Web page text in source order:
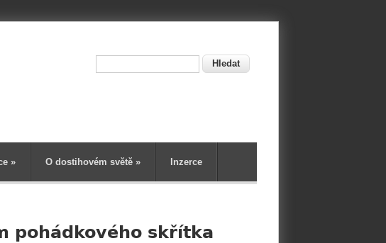
» O dostihovém světě » Inzerce
pohádkového skřítka